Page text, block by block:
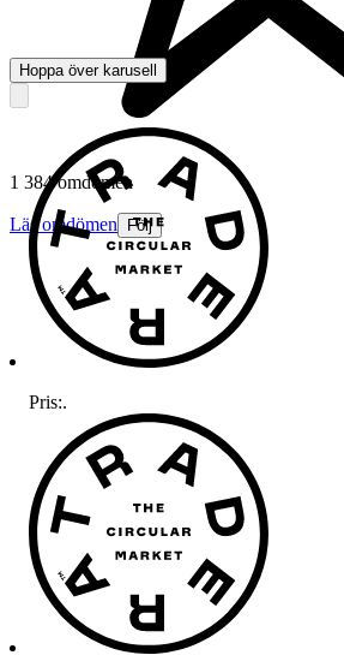
1 384 omdömen
Läs omdömen Följ
Hoppa över karusell
Pris:.